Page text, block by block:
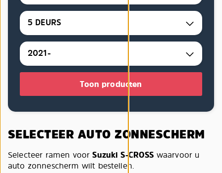
5 DEURS
2021-
Toon producten
SELECTEER AUTO ZONNESCHERM
Selecteer ramen voorSuzuki S-CROSS waarvoor u
auto zonnescherm wilt bestellen.